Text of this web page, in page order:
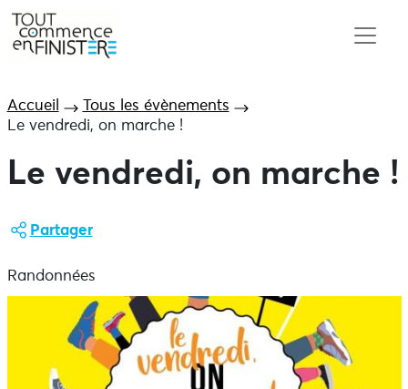
Accueil
Tous les évènements
Le vendredi, on marche !
Le vendredi, on marche !
Partager
Randonnées